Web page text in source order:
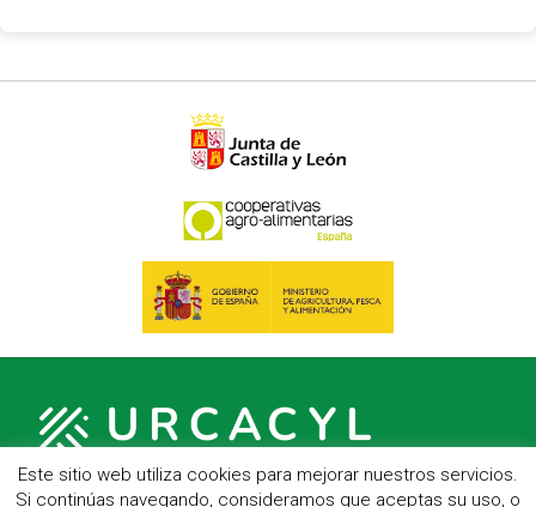
Este sitio web utiliza cookies para mejorar nuestros servicios.
Si continúas navegando, consideramos que aceptas su uso, o